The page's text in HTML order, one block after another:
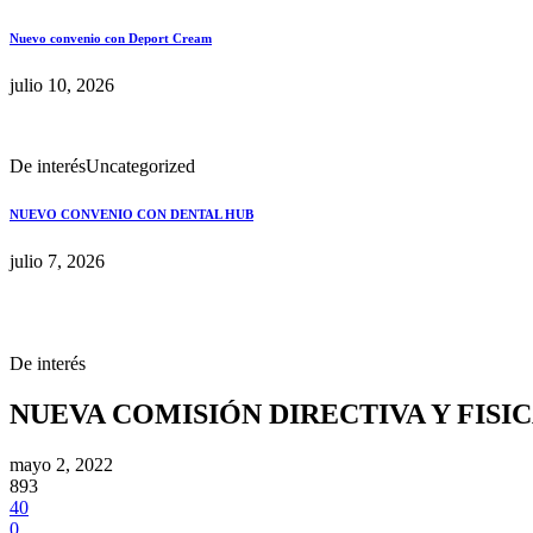
Nuevo convenio con Deport Cream
julio 10, 2026
De interésUncategorized
NUEVO CONVENIO CON DENTAL HUB
julio 7, 2026
De interés
NUEVA COMISIÓN DIRECTIVA Y
mayo 2, 2022
893
40
0